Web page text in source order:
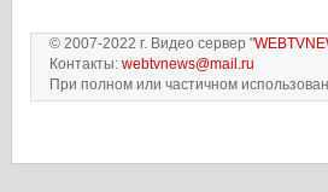
© 2007-2022 г. Видео сервер "
Контакты: webtvnews@mail.ru
При полном или частичном